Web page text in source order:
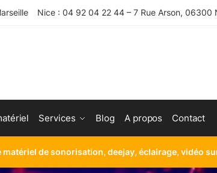
Nice : 04 92 04 22 44 – 7 Rue Arson, 06300
Services Blog A propos Contact
matériel de sonorisation, deejay, éclairage, vidéo